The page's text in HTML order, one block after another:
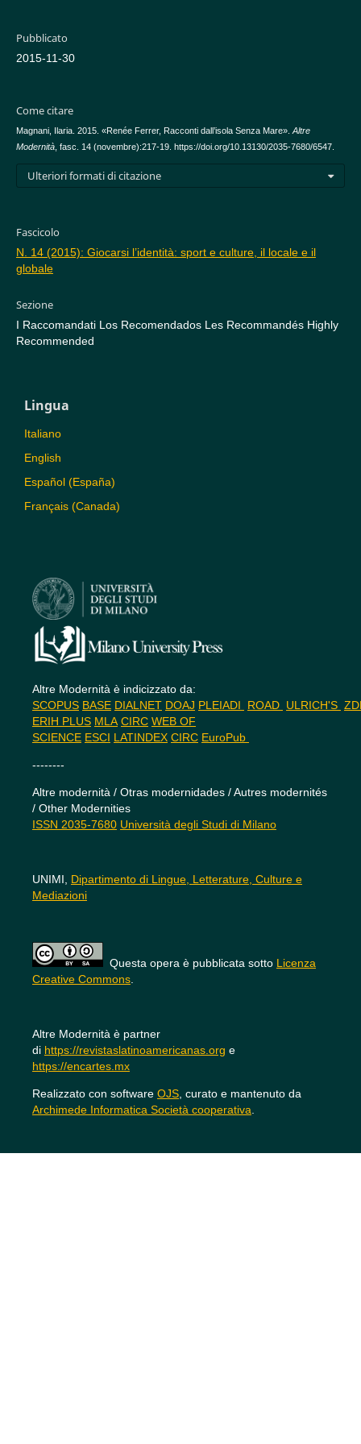
Pubblicato
2015-11-30
Come citare
Magnani, Ilaria. 2015. «Renée Ferrer, Racconti dall’isola Senza Mare». Altre
Modernità, fasc. 14 (novembre):217-19. https://doi.org/10.13130/2035-7680/6547.
Ulteriori formati di citazione
Fascicolo
N. 14 (2015): Giocarsi l’identità: sport e culture, il locale e il
globale
Sezione
I Raccomandati Los Recomendados Les Recommandés Highly
Recommended
Lingua
Italiano
English
Español (España)
Français (Canada)
Altre Modernità è indicizzato da:
SCOPUS BASE DIALNET DOAJ PLEIADI ROAD ULRICH'S
ERIH PLUS MLA CIRC WEB OF
SCIENCE ESCI LATINDEX CIRC EuroPub
--------
Altre modernità / Otras modernidades / Autres modernités
/ Other Modernities
ISSN 2035-7680 Università degli Studi di Milano
UNIMI, Dipartimento di Lingue, Letterature, Culture e
Mediazioni
Questa opera è pubblicata sotto Licenza
Creative Commons.
Altre Modernità è partner
di https://revistaslatinoamericanas.org e
https://encartes.mx
Realizzato con software OJS, curato e mantenuto da
Archimede Informatica Società cooperativa